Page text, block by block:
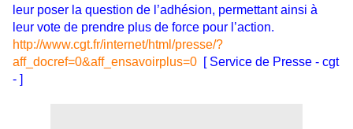
leur poser la question de l’adhésion, permettant ainsi à
leur vote de prendre plus de force pour l’action.
http://www.cgt.fr/internet/html/presse/?
aff_docref=0&aff_ensavoirplus=0 [ Service de Presse - cgt
- ]